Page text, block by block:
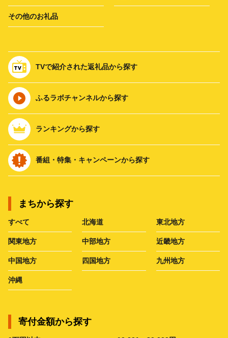
その他のお礼品
TVで紹介された返礼品から探す
ふるラボチャンネルから探す
ランキングから探す
番組・特集・キャンペーンから探す
まちから探す
すべて 北海道 東北地方
関東地方 中部地方 近畿地方
中国地方 四国地方 九州地方
沖縄
寄付金額から探す